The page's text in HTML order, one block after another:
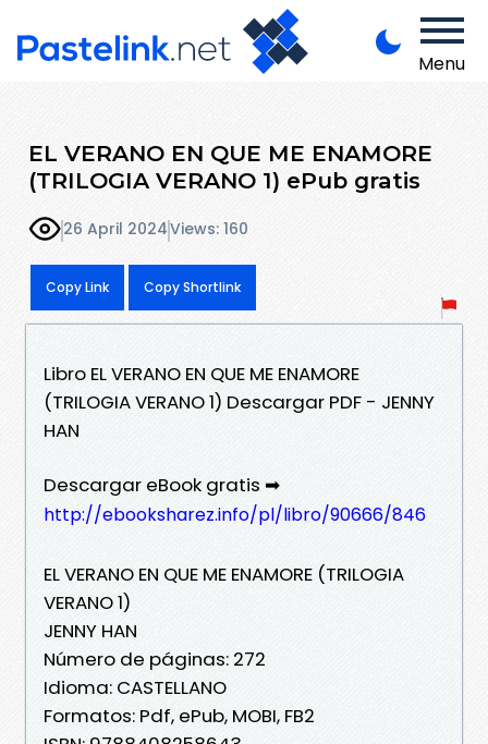
Menu
EL VERANO EN QUE ME ENAMORE
(TRILOGIA VERANO 1) ePub gratis
26 April 2024Views: 160
Copy Link Copy Shortlink
Libro EL VERANO EN QUE ME ENAMORE
(TRILOGIA VERANO 1) Descargar PDF - JENNY
HAN
Descargar eBook gratis ➡
http://ebooksharez.info/pl/libro/90666/846
EL VERANO EN QUE ME ENAMORE (TRILOGIA
VERANO 1)
JENNY HAN
Número de páginas: 272
Idioma: CASTELLANO
Formatos: Pdf, ePub, MOBI, FB2